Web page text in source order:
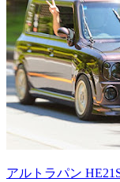
アルトラパン